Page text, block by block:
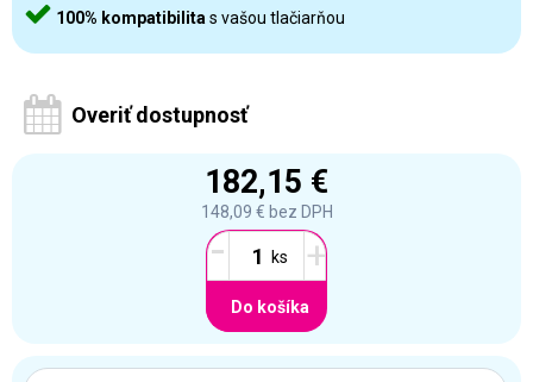
100% kompatibilita s vašou tlačiarňou
Overiť dostupnosť
182,15 €
148,09 € bez DPH
- +
Do košíka